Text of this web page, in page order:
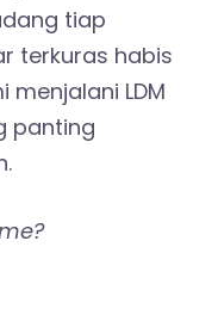
tiap
terkuras habis
menjalani LDM
panting